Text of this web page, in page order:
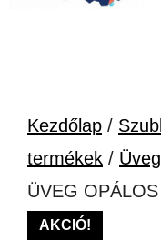
Kezdőlap /
termékek / Üveg
ÜVEG
AKCIÓ!